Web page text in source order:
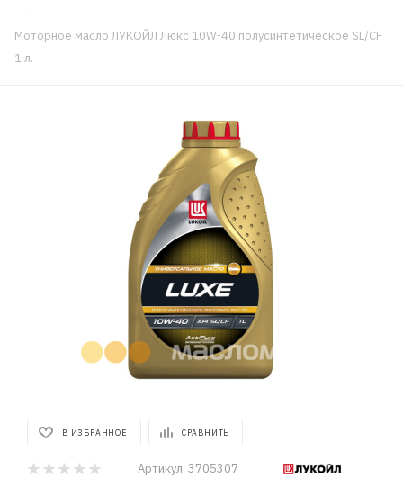
—
Моторное масло ЛУКОЙЛ Люкс 10W-40 полусинтетическое SL/CF
1 л.
В ИЗБРАННОЕ СРАВНИТЬ
Артикул: 3705307